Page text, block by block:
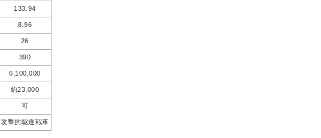
133.94
8.96
26
390
6,100,000
約23,000
可
攻撃的駆逐戦車